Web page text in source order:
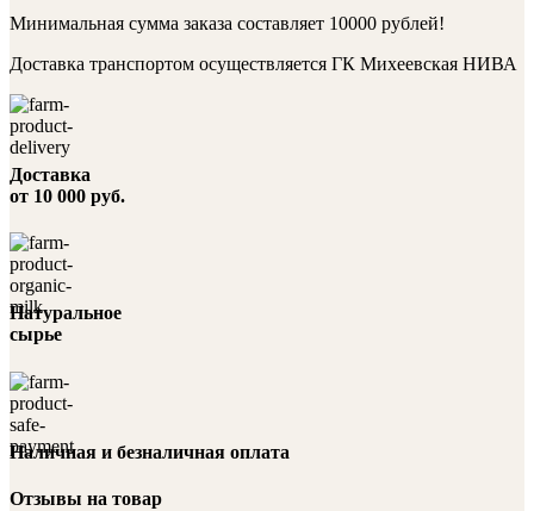
Минимальная сумма заказа составляет 10000 рублей!
Доставка транспортом осуществляется ГК Михеевская НИВА
Доставка
от 10 000 руб.
Натуральное
сырье
Наличная и безналичная оплата
Отзывы на товар